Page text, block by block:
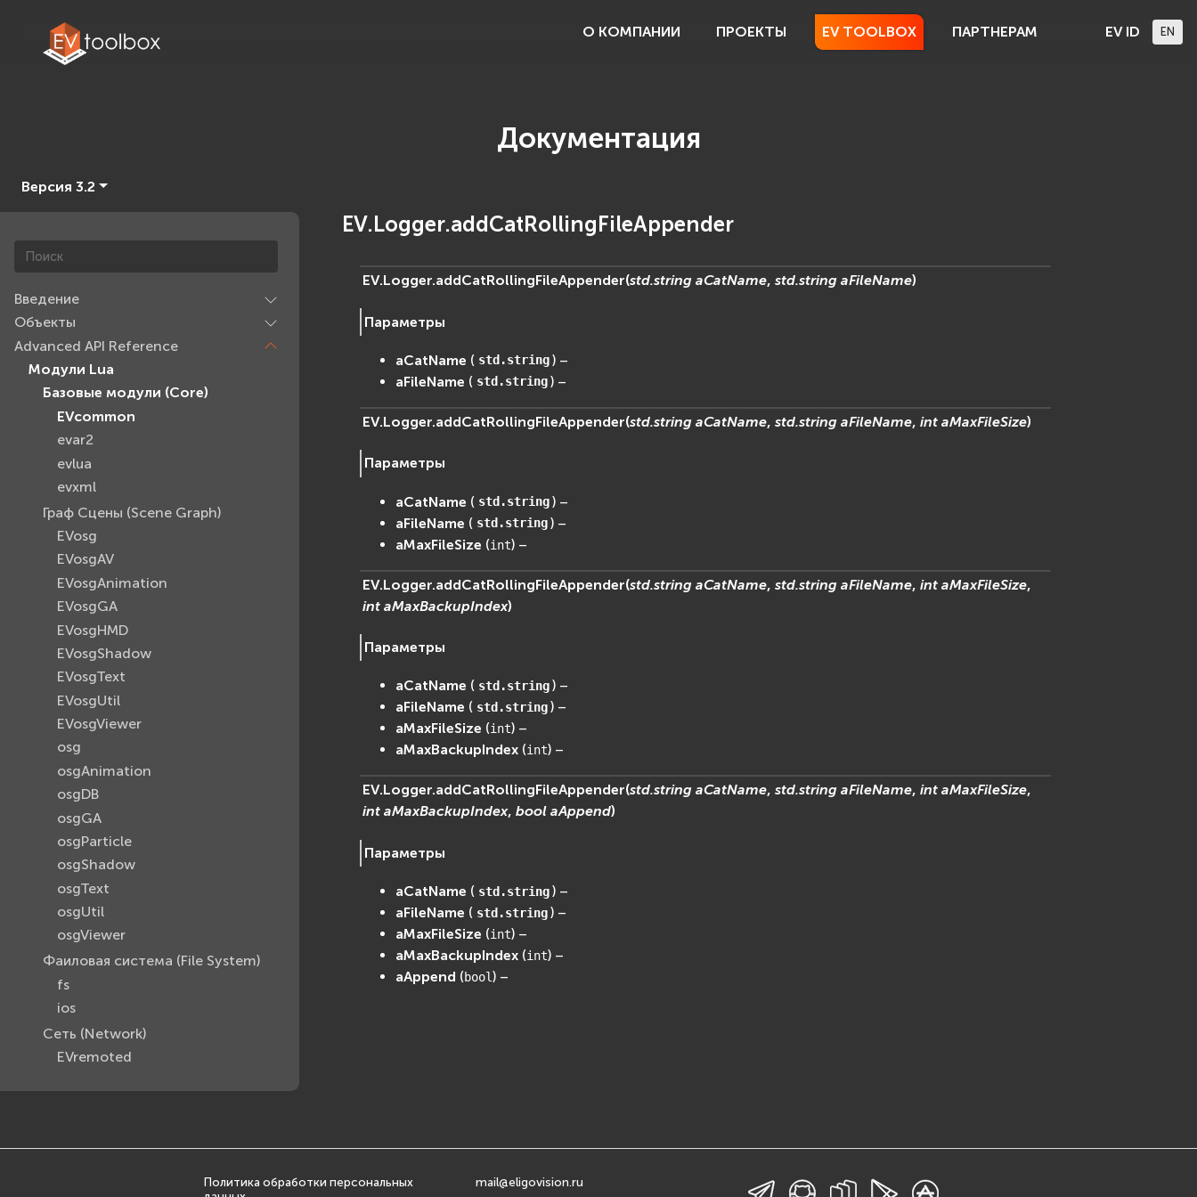
О КОМПАНИИ ПРОЕКТЫ EV TOOLBOX ПАРТНЕРАМ EV ID EN
Документация
Версия 3.2
Введение
Объекты
Advanced API Reference
Модули Lua
Базовые модули (Core)
EVcommon
evar2
evlua
evxml
Граф Сцены (Scene Graph)
EVosg
EVosgAV
EVosgAnimation
EVosgGA
EVosgHMD
EVosgShadow
EVosgText
EVosgUtil
EVosgViewer
osg
osgAnimation
osgDB
osgGA
osgParticle
osgShadow
osgText
osgUtil
osgViewer
Фаиловая система (File System)
fs
ios
Сеть (Network)
EVremoted
EV.Logger.addCatRollingFileAppender
EV.Logger.addCatRollingFileAppender(std.string aCatName,std.string aFileName)
Параметры
aCatName ( std.string ) –
aFileName ( std.string ) –
EV.Logger.addCatRollingFileAppender(std.string aCatName,std.string aFileName,int aMaxFileSize)
Параметры
aCatName ( std.string ) –
aFileName ( std.string ) –
aMaxFileSize (int) –
EV.Logger.addCatRollingFileAppender(std.string aCatName,std.string aFileName,int aMaxFileSize,
int aMaxBackupIndex)
Параметры
aCatName ( std.string ) –
aFileName ( std.string ) –
aMaxFileSize (int) –
aMaxBackupIndex (int) –
EV.Logger.addCatRollingFileAppender(std.string aCatName,std.string aFileName,int aMaxFileSize,
int aMaxBackupIndex,bool aAppend)
Параметры
aCatName ( std.string ) –
aFileName ( std.string ) –
aMaxFileSize (int) –
aMaxBackupIndex (int) –
aAppend (bool) –
Политика обработки персональных
mail@eligovision.ru